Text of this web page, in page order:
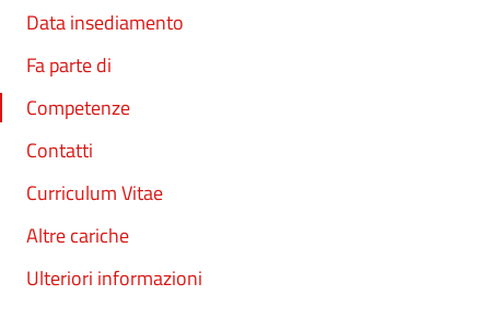
Data insediamento
Fa parte di
Competenze
Contatti
Curriculum Vitae
Altre cariche
Ulteriori informazioni